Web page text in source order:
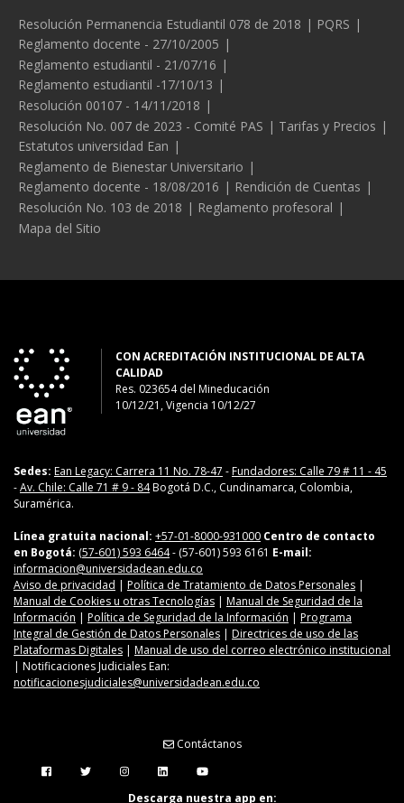
Legales
Resolución Permanencia Estudiantil 078 de 2018
PQRS
Reglamento docente - 27/10/2005
Reglamento estudiantil - 21/07/16
Reglamento estudiantil -17/10/13
Resolución 00107 - 14/11/2018
Resolución No. 007 de 2023 - Comité PAS
Tarifas y Precios
Estatutos universidad Ean
Reglamento de Bienestar Universitario
Reglamento docente - 18/08/2016
Rendición de Cuentas
Resolución No. 103 de 2018
Reglamento profesoral
Mapa del Sitio
CON ACREDITACIÓN INSTITUCIONAL DE ALTA
CALIDAD
Res. 023654del Mineducación
10/12/21, Vigencia 10/12/27
Sedes: Ean Legacy: Carrera 11 No. 78-47 -Fundadores: Calle 79 # 11 - 45
-Av. Chile: Calle 71 # 9 - 84Bogotá D.C., Cundinamarca, Colombia,
Suramérica.
Línea gratuita nacional: +57-01-8000-931000 Centro de contacto
en Bogotá: (57-601) 593 6464- (57-601) 593 6161 E-mail:
informacion@universidadean.edu.co
Aviso de privacidad | Política de Tratamiento de Datos Personales |
Manual de Cookies u otras Tecnologías | Manual de Seguridad de la
Información | Política de Seguridad de la Información | Programa
Integral de Gestión de Datos Personales | Directrices de uso de las
Plataformas Digitales | Manual de uso del correo electrónico institucional
| Notificaciones Judiciales Ean:
notificacionesjudiciales@universidadean.edu.co
Contáctanos
Descarga nuestra app en: